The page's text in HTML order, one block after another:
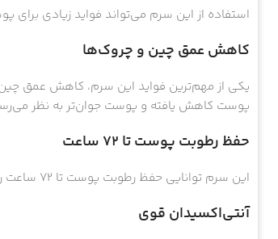
استفاده از این سرم می‌تواند فواید زیادی برای
کاهش عمق چین و چروک‌ها
یکی از مهم‌ترین فواید این سرم، کاهش عمق
پوست کاهش یافته و پوست جوان‌تر به نظر
حفظ رطوبت پوست تا 72 ساعت
این سرم توانایی حفظ رطوبت پوست تا 72 ساعت را دارد. این ویژگی به ویژه برای افرادی که پوست خشک دارند، بسیار مهم است.
آنتی‌اکسیدان قوی